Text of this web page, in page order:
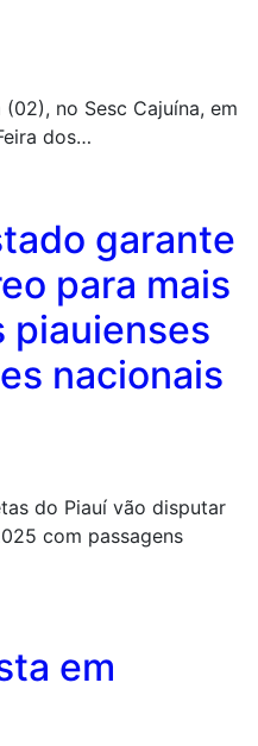
no Sesc Cajuína, em
dos…
garante
para mais
piauienses
nacionais
do Piauí vão disputar
com passagens
em